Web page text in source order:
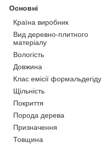
Основні
Країна виробник
Вид деревно-плитного
матеріалу
Вологість
Довжина
Клас емісії формальдегіду
Щільність
Покриття
Порода дерева
Призначення
Товщина